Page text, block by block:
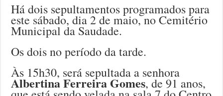
Há dois sepultamentos programados para
este sábado, dia 2 de maio, no Cemitério
Municipal da Saudade.
Os dois no período da tarde.
Às 15h30, será sepultada a senhora
Albertina Ferreira Gomes, de 91 anos,